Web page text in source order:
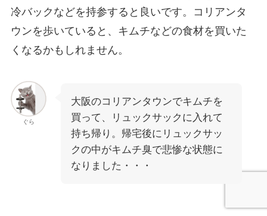
冷バックなどを持参すると良いです。コリアンタ
ウンを歩いていると、キムチなどの食材を買いた
くなるかもしれません。
ぐら
大阪のコリアンタウンでキムチを
買って、リュックサックに入れて
持ち帰り。帰宅後にリュックサッ
クの中がキムチ臭で悲惨な状態に
なりました・・・